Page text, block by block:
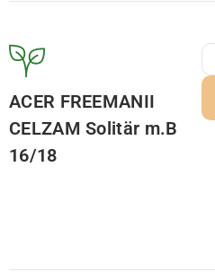
ACER FREEMANII
CELZAM Solitär m.B
16/18